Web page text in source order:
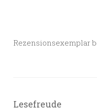
Rezensionsexemplar
Lesefreude